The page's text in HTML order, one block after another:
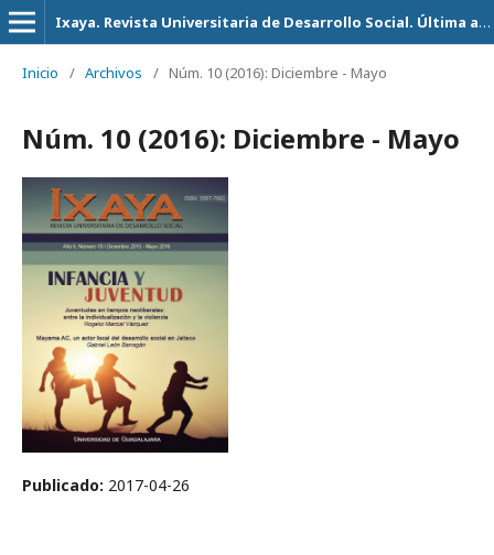
Ixaya. Revista Universitaria de Desarrollo Social. Última actualización 14 de Julio del 2026
Inicio / Archivos / Núm. 10 (2016): Diciembre - Mayo
Núm. 10 (2016): Diciembre - Mayo
Publicado: 2017-04-26